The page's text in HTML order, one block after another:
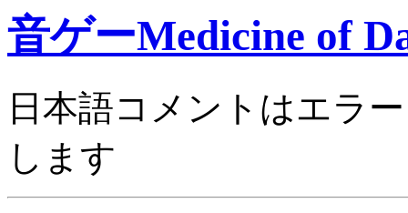
音ゲーMedicine of
日本語コメントはエラ
します